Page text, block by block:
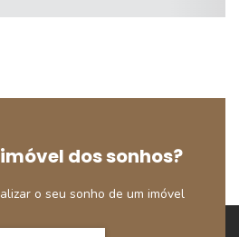
dos sonhos?
o seu sonho de um imóvel